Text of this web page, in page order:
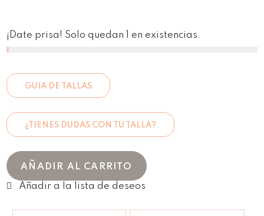
¡Date prisa! Solo quedan 1 en existencias.
GUIA DE TALLAS
¿TIENES DUDAS CON TU TALLA?
AÑADIR AL CARRITO